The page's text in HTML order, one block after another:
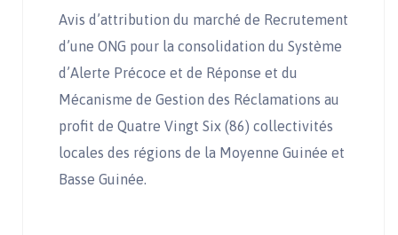
Avis d’attribution du marché de Recrutement
d’une ONG pour la consolidation du Système
d’Alerte Précoce et de Réponse et du
Mécanisme de Gestion des Réclamations au
profit de Quatre Vingt Six (86) collectivités
locales des régions de la Moyenne Guinée et
Basse Guinée.